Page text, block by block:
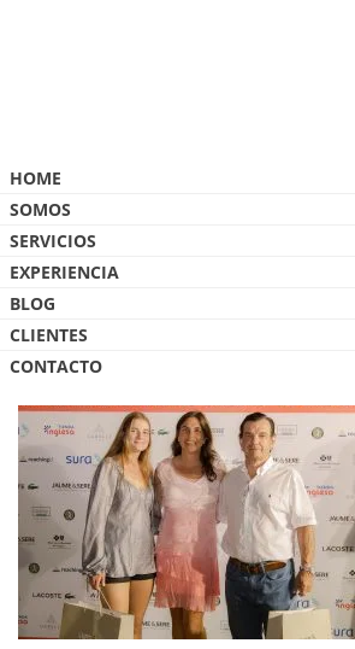
HOME
SOMOS
SERVICIOS
EXPERIENCIA
BLOG
CLIENTES
CONTACTO
IMG_0834
20 ENERO, 2018